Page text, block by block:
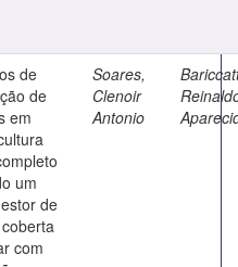
de
de
em
um
de
com
Soares,
Clenoir
Antonio